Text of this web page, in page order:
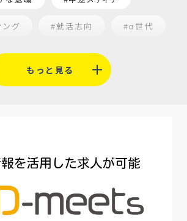
ング #就活志向 #α世代
#平均採用単価
#AI面接
方 #求職者 #27卒
ンドメディア #業種別
料 #28卒 #ロールモデル
もっと見る